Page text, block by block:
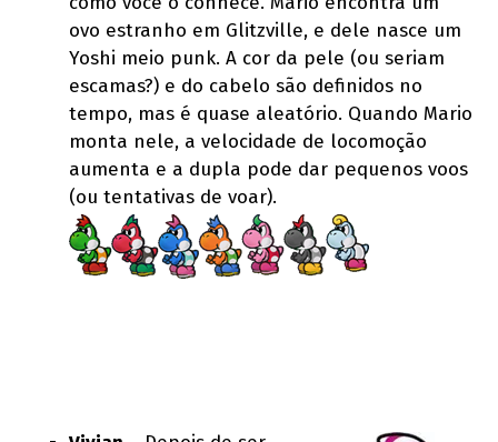
ovo estranho em Glitzville, e dele nasce um
Yoshi meio punk. A cor da pele (ou seriam
escamas?) e do cabelo são definidos no
tempo, mas é quase aleatório. Quando Mario
monta nele, a velocidade de locomoção
aumenta e a dupla pode dar pequenos voos
(ou tentativas de voar).